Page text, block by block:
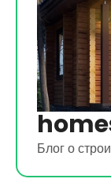
Блог о